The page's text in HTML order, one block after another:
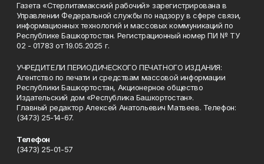
Газета «Стерлитамакский рабочий» зарегистрирована в
Управлении Федеральной службы по надзору в сфере связи,
информационных технологий и массовых коммуникаций по
Республике Башкортостан. Регистрационный номер ПИ № ТУ
02 - 01783 от 19.05.2025 г.
УЧРЕДИТЕЛИ ПЕРИОДИЧЕСКОГО ПЕЧАТНОГО ИЗДАНИЯ:
Агентство по печати и средствам массовой информации
Республики Башкортостан, Акционерное общество
Издательский дом «Республика Башкортостан».
Главный редактор Алексей Анатольевич Матвеев. Телефон:
(3473) 25-14-67.
Телефон
(3473) 25-01-57